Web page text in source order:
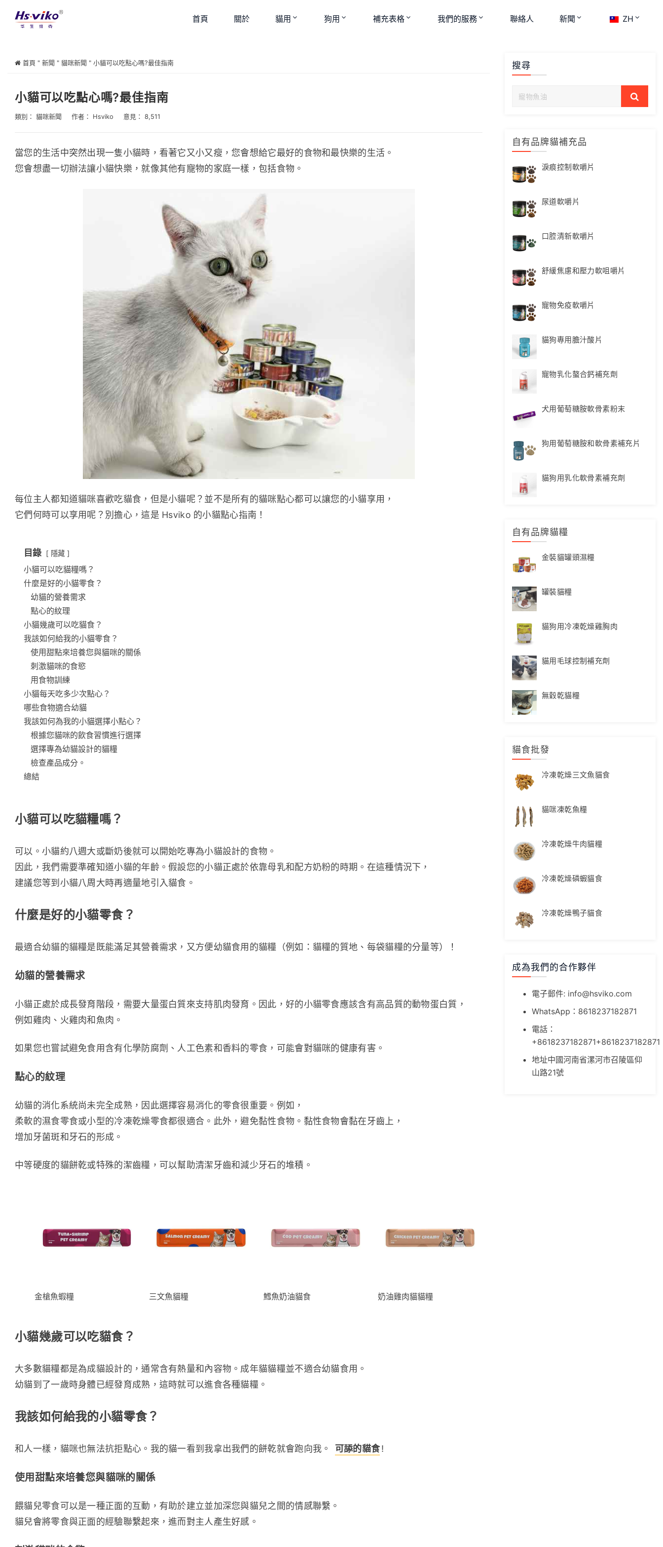
首頁 關於 貓用 狗用 補充表格 我們的服務 聯絡人 新聞 ZH
首頁 " 新聞 " 貓咪新聞 " 小貓可以吃點心嗎?最佳指南
小貓可以吃點心嗎?最佳指南
類別： 貓咪新聞 作者： Hsviko 意見： 8,511
當您的生活中突然出現一隻小貓時，看著它又小又瘦，您會想給它最好的食物和最快樂的生活。
您會想盡一切辦法讓小貓快樂，就像其他有寵物的家庭一樣，包括食物。
每位主人都知道貓咪喜歡吃貓食，但是小貓呢？並不是所有的貓咪點心都可以讓您的小貓享用，
它們何時可以享用呢？別擔心，這是 Hsviko 的小貓點心指南！
目錄 隱藏
小貓可以吃貓糧嗎？
什麼是好的小貓零食？
幼貓的營養需求
點心的紋理
小貓幾歲可以吃貓食？
我該如何給我的小貓零食？
使用甜點來培養您與貓咪的關係
刺激貓咪的食慾
用食物訓練
小貓每天吃多少次點心？
哪些食物適合幼貓
我該如何為我的小貓選擇小點心？
根據您貓咪的飲食習慣進行選擇
選擇專為幼貓設計的貓糧
檢查產品成分。
總結
小貓可以吃貓糧嗎？
可以。小貓約八週大或斷奶後就可以開始吃專為小貓設計的食物。
因此，我們需要準確知道小貓的年齡。假設您的小貓正處於依靠母乳和配方奶粉的時期。在這種情況下，
建議您等到小貓八周大時再適量地引入貓食。
什麼是好的小貓零食？
最適合幼貓的貓糧是既能滿足其營養需求，又方便幼貓食用的貓糧（例如：貓糧的質地、每袋貓糧的分量等）！
幼貓的營養需求
小貓正處於成長發育階段，需要大量蛋白質來支持肌肉發育。因此，好的小貓零食應該含有高品質的動物蛋白質，
例如雞肉、火雞肉和魚肉。
如果您也嘗試避免食用含有化學防腐劑、人工色素和香料的零食，可能會對貓咪的健康有害。
點心的紋理
幼貓的消化系統尚未完全成熟，因此選擇容易消化的零食很重要。例如，
柔軟的濕食零食或小型的冷凍乾燥零食都很適合。此外，避免黏性食物。黏性食物會黏在牙齒上，
增加牙菌斑和牙石的形成。
中等硬度的貓餅乾或特殊的潔齒糧，可以幫助清潔牙齒和減少牙石的堆積。
金槍魚蝦糧 三文魚貓糧 鱈魚奶油貓食 奶油雞肉貓貓糧
小貓幾歲可以吃貓食？
大多數貓糧都是為成貓設計的，通常含有熱量和內容物。成年貓貓糧並不適合幼貓食用。
幼貓到了一歲時身體已經發育成熟，這時就可以進食各種貓糧。
我該如何給我的小貓零食？
和人一樣，貓咪也無法抗拒點心。我的貓一看到我拿出我們的餅乾就會跑向我。 可舔的貓食!
使用甜點來培養您與貓咪的關係
餵貓兒零食可以是一種正面的互動，有助於建立並加深您與貓兒之間的情感聯繫。
貓兒會將零食與正面的經驗聯繫起來，進而對主人產生好感。
搜尋
自有品牌貓補充品
淚痕控制軟嚼片
尿道軟嚼片
口腔清新軟嚼片
舒緩焦慮和壓力軟咀嚼片
寵物免疫軟嚼片
貓狗專用膽汁酸片
寵物乳化螯合鈣補充劑
犬用葡萄糖胺軟骨素粉末
狗用葡萄糖胺和軟骨素補充片
貓狗用乳化軟骨素補充劑
自有品牌貓糧
金裝貓罐頭濕糧
罐裝貓糧
貓狗用冷凍乾燥雞胸肉
貓用毛球控制補充劑
無穀乾貓糧
貓食批發
冷凍乾燥三文魚貓食
貓咪凍乾魚糧
冷凍乾燥牛肉貓糧
冷凍乾燥磷蝦貓食
冷凍乾燥鴨子貓食
成為我們的合作夥伴
電子郵件: info@hsviko.com
WhatsApp：8618237182871
電話：
+8618237182871+8618237182871
地址中國河南省漯河市召陵區仰
山路21號